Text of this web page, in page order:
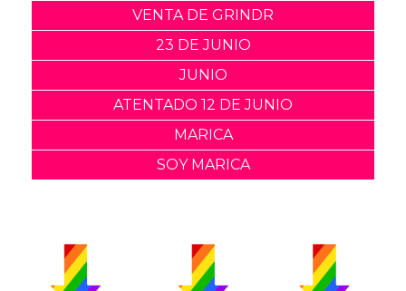
VENTA DE GRINDR
23 DE JUNIO
JUNIO
ATENTADO 12 DE JUNIO
MARICA
SOY MARICA